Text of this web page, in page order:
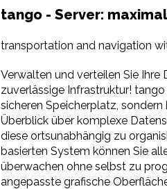
tango - Server:
transportation and navigation
Verwalten und verteilen Sie Ihre
zuverlässige Infrastruktur!
sicheren Speicherplatz,
Überblick über komplexe
diese ortsunabhängig zu
basierten System können Sie
überwachen ohne selbst zu
angepasste grafische